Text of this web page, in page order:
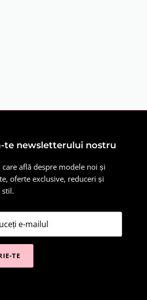
te newsletterului nostru
află despre modele noi și
oferte exclusive, reduceri și
TE